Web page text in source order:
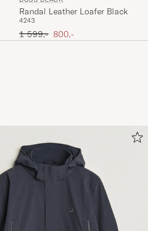
Randal Leather Loafer Black
4243
Ordinary pris
1 599,- Nedsat pris
800,-